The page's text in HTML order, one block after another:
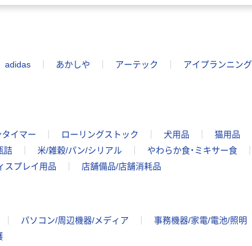
adidas あかしや アーテック アイプランニング
イマー ローリングストック 犬用品 猫用品
詰 米/雑穀/パン/シリアル やわらか食・ミキサー食
スプレイ用品 店舗備品/店舗消耗品
パソコン/周辺機器/メディア 事務機器/家電/電池/照明